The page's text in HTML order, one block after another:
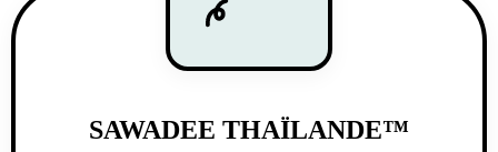
SAWADEE THAÏLANDE™